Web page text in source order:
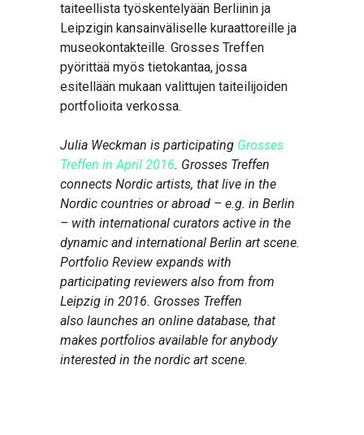
taiteellista työskentelyään Berliinin ja
Leipzigin kansainväliselle kuraattoreille ja
museokontakteille. Grosses Treffen
pyörittää myös tietokantaa, jossa
esitellään mukaan valittujen taiteilijoiden
portfolioita verkossa.
Julia Weckman is participating Grosses
Treffen in April 2016. Grosses Treffen
connects Nordic artists, that live in the
Nordic countries or abroad – e.g. in Berlin
– with international curators active in the
dynamic and international Berlin art scene.
Portfolio Review expands with
participating reviewers also from from
Leipzig in 2016. Grosses Treffen
also launches an online database, that
makes portfolios available for anybody
interested in the nordic art scene.